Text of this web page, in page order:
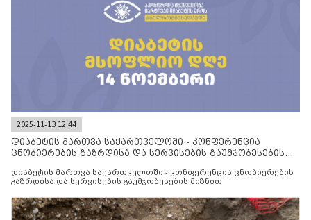
2025-11-13 12:44
დიაბეტის მართვა საქართველოში - კონფერენცია
ცნობიერების გაზრდისა და სერვისების გაუმჯობესების
დიაბეტის მართვა საქართველოში - კონფერენცია ცნობიერების
გაზრდისა და სერვისების გაუმჯობესების მიზნით